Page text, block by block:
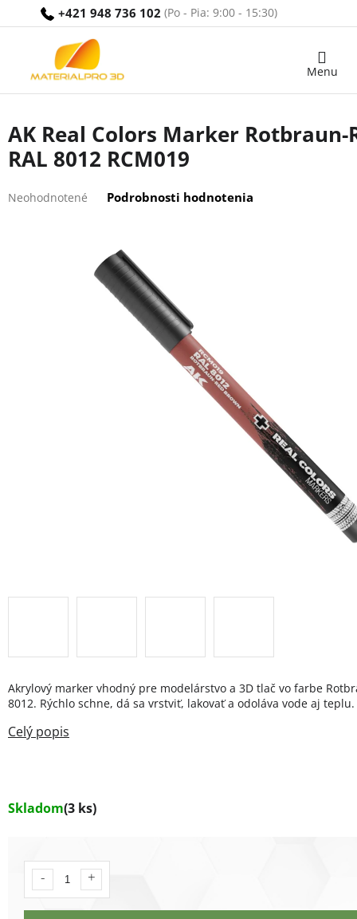
+421 948 736 102
Nákupný
AK Real Colors Marker Rotbraun-
RAL 8012 RCM019
hodnotenie
Neohodnotené Podrobnosti hodnotenia
Skladom(3 ks)
Akrylový marker vhodný pre modelárstvo a 3D tlač vo farbe
8012. Rýchlo schne, dá sa vrstviť, lakovať a odoláva vode aj teplu.